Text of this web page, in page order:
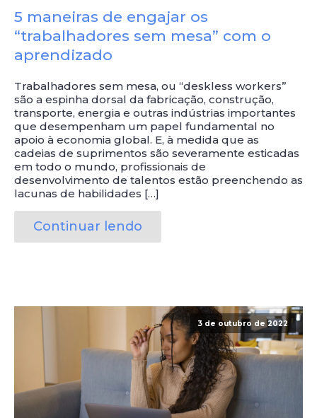
5 maneiras de engajar os
“trabalhadores sem mesa” com o
aprendizado
Trabalhadores sem mesa, ou “deskless workers”
são a espinha dorsal da fabricação, construção,
transporte, energia e outras indústrias importantes
que desempenham um papel fundamental no
apoio à economia global. E, à medida que as
cadeias de suprimentos são severamente esticadas
em todo o mundo, profissionais de
desenvolvimento de talentos estão preenchendo as
lacunas de habilidades […]
Continuar lendo
3 de outubro de 2022